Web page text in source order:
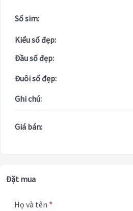
Số sim:
Kiểu số đẹp:
Đầu số đẹp:
Đuôi số đẹp:
Ghi chú:
Giá bán:
Đặt mua
Họ và tên *